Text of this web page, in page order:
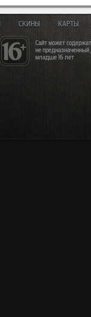
Сайт может
не
младше 16 лет
СКИНЫ КАРТЫ